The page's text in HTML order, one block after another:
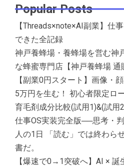
Popular Posts
【Threads×note×AI副業】仕
できた全記録
神戸養蜂場・養蜂場を営む神
な蜂蜜専門店【神戸養蜂場 通
【副業0円スタート】画像・
5万円を生む！ 初心者限定ロ
育毛剤成分比較(試用1)&(試用
仕事OS実装完全版──思考・
人の1日 「読む」では終わら
書だ。
【爆速で0→1突破へ】AI ×